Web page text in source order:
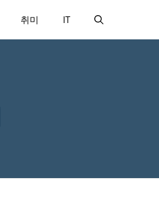
취미 IT